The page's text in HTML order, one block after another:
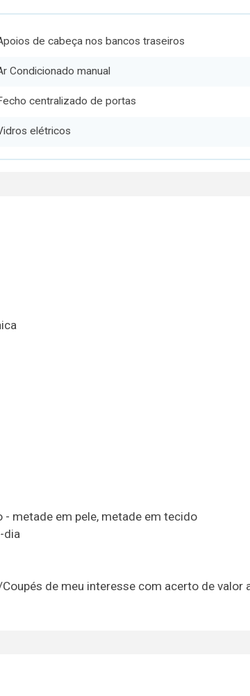
de cabeça nos bancos traseiros
Condicionado manual
centralizado de portas
elétricos
metade em pele, metade em tecido
dia
de meu interesse com acerto de valor